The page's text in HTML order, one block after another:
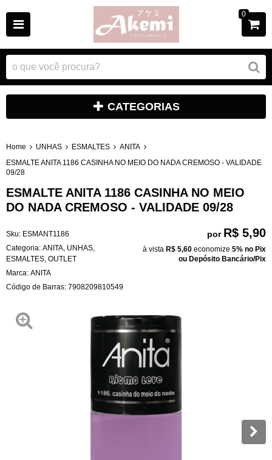
0
CATEGORIAS
Home UNHAS ESMALTES
ANITA
ESMALTE ANITA 1186 CASINHA NO MEIO DO NADA CREMOSO - VALIDADE
09/28
ESMALTE ANITA 1186 CASINHA NO MEIO
DO NADA CREMOSO - VALIDADE 09/28
Sku: ESMANT1186
Categoria: ANITA UNHAS
ESMALTES OUTLET
Marca: ANITA
Código de Barras: 7908209810549
por R$ 5,90
à vista R$ 5,60 economize 5% no Pix
ou Depósito Bancário/Pix